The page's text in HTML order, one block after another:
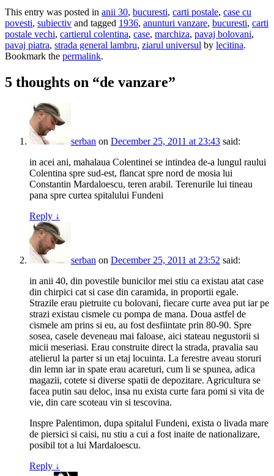
This entry was posted in anii 30, bucuresti, carti postale, case cu
povesti, subiectiv and tagged 1936, anunturi vanzare, bucuresti, carti
postale vechi, cartierul colentina, case, marchiza, pavaj bolovani,
pavaj piatra, strada general lambru, ziarul universul by lecitina.
Bookmark the permalink.
5 thoughts on “de vanzare”
serban on December 25, 2011 at 23:43 said:
in acei ani, mahalaua Colentinei se intindea de-a lungul raului
Colentina spre sud-est, flancat spre nord de mosia lui
Constantin Mardaloescu, teren arabil. Terenurile lui tineau
pana spre curtea spitalului Fundeni
Reply ↓
serban on December 25, 2011 at 23:52 said:
in anii 40, din povestile bunicilor mei stiu ca existau atat case
din chirpici cat si case din caramida, in proportii egale.
Strazile erau pietruite cu bolovani, fiecare curte avea put iar pe
strazi existau cismele cu pompa de mana. Doua astfel de
cismele am prins si eu, au fost desfiintate prin 80-90. Spre
sosea, casele deveneau mai faloase, aici stateau negustorii si
micii meseriasi. Erau construite direct la strada, pravalia sau
atelierul la parter si un etaj locuinta. La ferestre aveau storuri
din lemn iar in spate erau acareturi, cum li se spunea, adica
magazii, cotete si diverse spatii de depozitare. Agricultura se
facea putin sau deloc, insa nu exista curte fara pomi si vita de
vie, din care scoteau vin si tescovina.
Inspre Palentimon, dupa spitalul Fundeni, exista o livada mare
de piersici si caisi, nu stiu a cui a fost inaite de nationalizare,
posibil tot a lui Mardaloescu.
Reply ↓